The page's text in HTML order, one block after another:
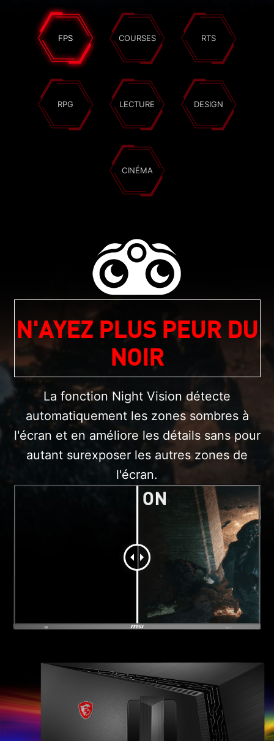
FPS COURSES RTS
RPG LECTURE DESIGN
CINÉMA
N'AYEZ PLUS PEUR DU
NOIR
La fonction Night Vision détecte
automatiquement les zones sombres à
l'écran et en améliore les détails sans pour
autant surexposer les autres zones de
l'écran.